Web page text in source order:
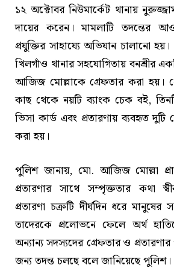
১২ অক্টোবর নিউমার্কেট থানায়
দায়ের করেন। মামলাটি তদন্তের
প্রযুক্তির সাহায্যে অভিযান চালানো
খিলগাঁও থানার সহযোগিতায় বনশ্রীর
আজিজ মোল্লাকে গ্রেফতার করা হয়।
কাছ থেকে নয়টি ব্যাংক চেক বই,
ভিসা কার্ড এবং প্রতারণায় ব্যবহৃত
করা হয়।
পুলিশ জানায়, মো. আজিজ মোল্লা
প্রতারণার সাথে সম্পৃক্ততার কথা
প্রতারণা চক্রটি দীর্ঘদিন ধরে
তাদেরকে প্রলোভনে ফেলে অর্থ
অন্যান্য সদস্যদের গ্রেফতার ও
জন্য তদন্ত চলছে বলে জানিয়েছে পুলিশ।